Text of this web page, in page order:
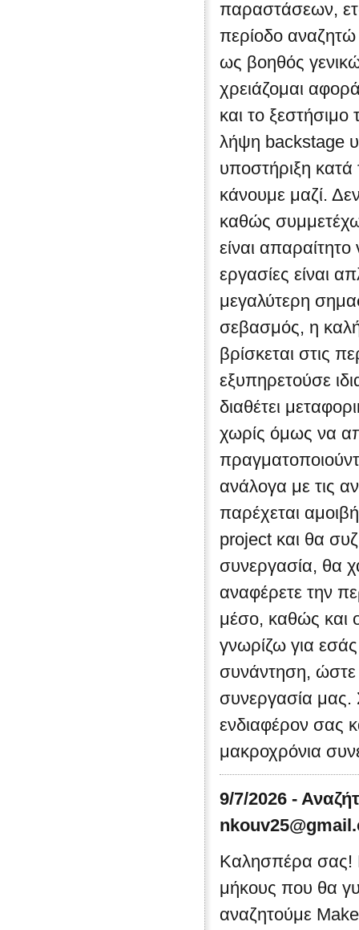
παραστάσεων,
περίοδο
ως βοηθός
χρειάζομαι
και το
λήψη backstage
υποστήριξη
κάνουμε μαζί.
καθώς
είναι
εργασίες είναι
μεγαλύτερη
σεβασμός, η
βρίσκεται στις
εξυπηρετούσε
διαθέτει
χωρίς όμως να
ανάλογα με τις
παρέχεται
project και θα
συνεργασία, θα
αναφέρετε την
μέσο, καθώς και
γνωρίζω για
συνάντηση, ώστε
συνεργασία μας.
ενδιαφέρον σας
μακροχρόνια
9/7/2026 -
Καλησπέρα σας!
μήκους που θα
αναζητούμε